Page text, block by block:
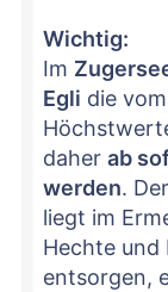
Wichtig:
Im
Egli die
daher ab
werden.
liegt im
Hechte und
entsorgen,